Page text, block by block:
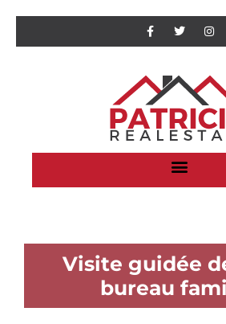
Visite guidée
bureau